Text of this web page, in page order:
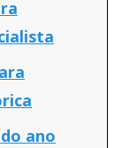
ano